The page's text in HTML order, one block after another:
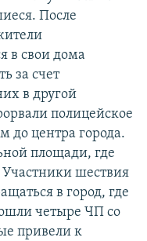
После
в свои дома
за счет
в другой
полицейское
до центра города.
площади, где
Участники шествия
в город, где
четыре ЧП со
привели к